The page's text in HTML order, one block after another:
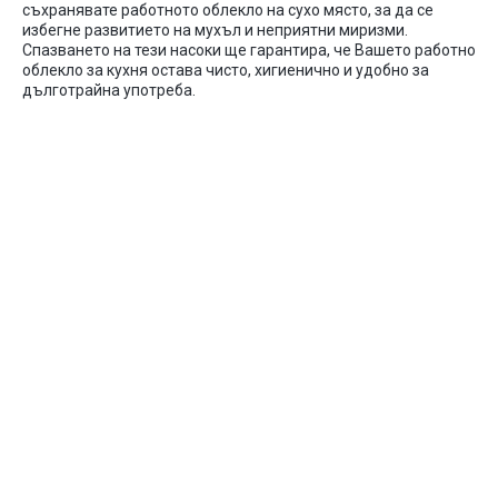
съхранявате работното облекло на сухо място, за да се
избегне развитието на мухъл и неприятни миризми.
Спазването на тези насоки ще гарантира, че Вашето работно
облекло за кухня остава чисто, хигиенично и удобно за
дълготрайна употреба.